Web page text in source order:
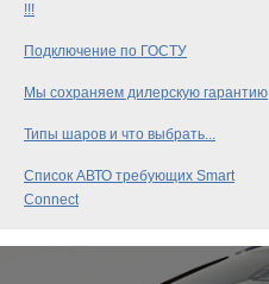
!!!
Подключение по ГОСТУ
Мы сохраняем дилерскую гарантию
Типы шаров и что выбрать...
Список АВТО требующих Smart
Connect